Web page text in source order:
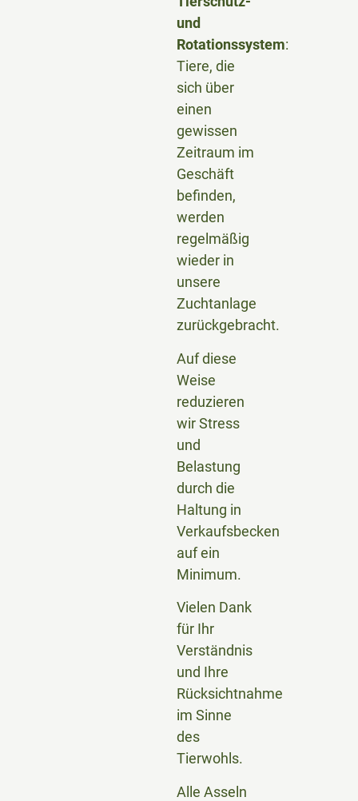
und
Rotationssystem:
Tiere, die
sich über
einen
gewissen
Zeitraum im
Geschäft
befinden,
werden
regelmäßig
wieder in
unsere
Zuchtanlage
zurückgebracht.
Auf diese
Weise
reduzieren
wir Stress
und
Belastung
durch die
Haltung in
Verkaufsbecken
auf ein
Minimum.
Vielen Dank
für Ihr
Verständnis
und Ihre
Rücksichtnahme
im Sinne
des
Tierwohls.
Alle Asseln